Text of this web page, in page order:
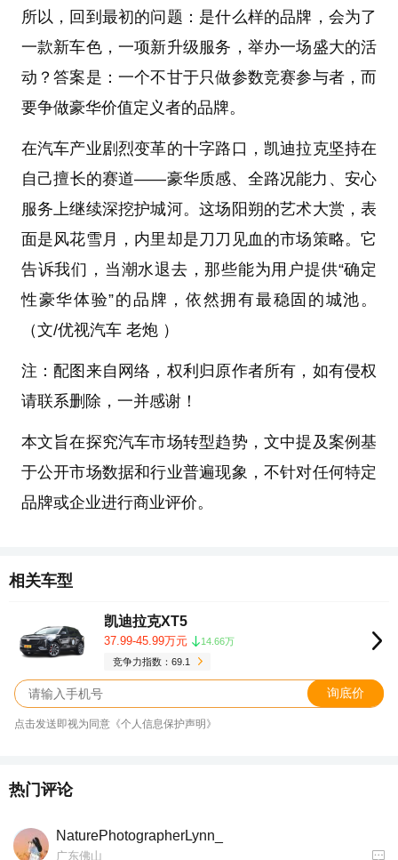
所以，回到最初的问题：是什么样的品牌，会为了
一款新车色，一项新升级服务，举办一场盛大的活
动？答案是：一个不甘于只做参数竞赛参与者，而
要争做豪华价值定义者的品牌。
在汽车产业剧烈变革的十字路口，凯迪拉克坚持在
自己擅长的赛道——豪华质感、全路况能力、安心
服务上继续深挖护城河。这场阳朔的艺术大赏，表
面是风花雪月，内里却是刀刀见血的市场策略。它
告诉我们，当潮水退去，那些能为用户提供“确定
性豪华体验”的品牌，依然拥有最稳固的城池。
（文/优视汽车 老炮 ）
注：配图来自网络，权利归原作者所有，如有侵权
请联系删除，一并感谢！
本文旨在探究汽车市场转型趋势，文中提及案例基
于公开市场数据和行业普遍现象，不针对任何特定
品牌或企业进行商业评价。
相关车型
凯迪拉克XT5
37.99-45.99万元
14.66万
竞争力指数：69.1
询底价
点击发送即视为同意《个人信息保护声明》
热门评论
NaturePhotographerLynn_
广东佛山